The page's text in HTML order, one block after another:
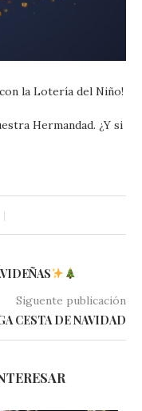
la Lotería del Niño!
Hermandad. ¿Y si
Siguente publicación
CESTA DE NAVIDAD